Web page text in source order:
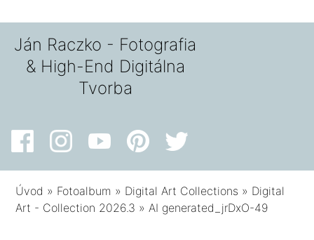
Ján Raczko - Fotografia
& High-End Digitálna
Tvorba
Úvod » Fotoalbum » Digital Art Collections » Digital
Art - Collection 2026.3 »AI generated_jrDxO-49